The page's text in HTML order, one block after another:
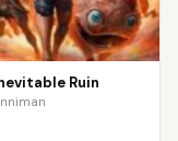
Ruin